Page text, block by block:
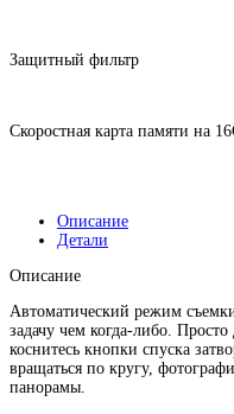
Защитный фильтр
Скоростная карта памяти на
Описание
Детали
Описание
Автоматический режим
задачу чем когда-либо.
коснитесь кнопки спуска
вращаться по кругу,
панорамы.